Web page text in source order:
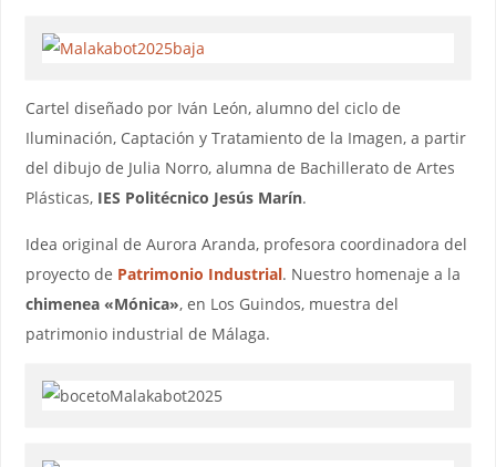
Cartel diseñado por Iván León, alumno del ciclo de
Iluminación, Captación y Tratamiento de la Imagen, a partir
del dibujo de Julia Norro, alumna de Bachillerato de Artes
Plásticas, IES Politécnico Jesús Marín.
Idea original de Aurora Aranda, profesora coordinadora del
proyecto de Patrimonio Industrial. Nuestro homenaje a la
chimenea «Mónica», en Los Guindos, muestra del
patrimonio industrial de Málaga.